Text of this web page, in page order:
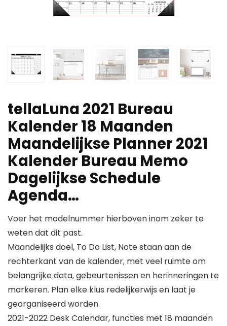
tellaLuna 2021 Bureau
Kalender 18 Maanden
Maandelijkse Planner 2021
Kalender Bureau Memo
Dagelijkse Schedule
Agenda…
Voer het modelnummer hierboven inom zeker te
weten dat dit past.
Maandelijks doel, To Do List, Note staan aan de
rechterkant van de kalender, met veel ruimte om
belangrijke data, gebeurtenissen en herinneringen te
markeren. Plan elke klus redelijkerwijs en laat je
georganiseerd worden.
2021-2022 Desk Calendar, functies met 18 maanden